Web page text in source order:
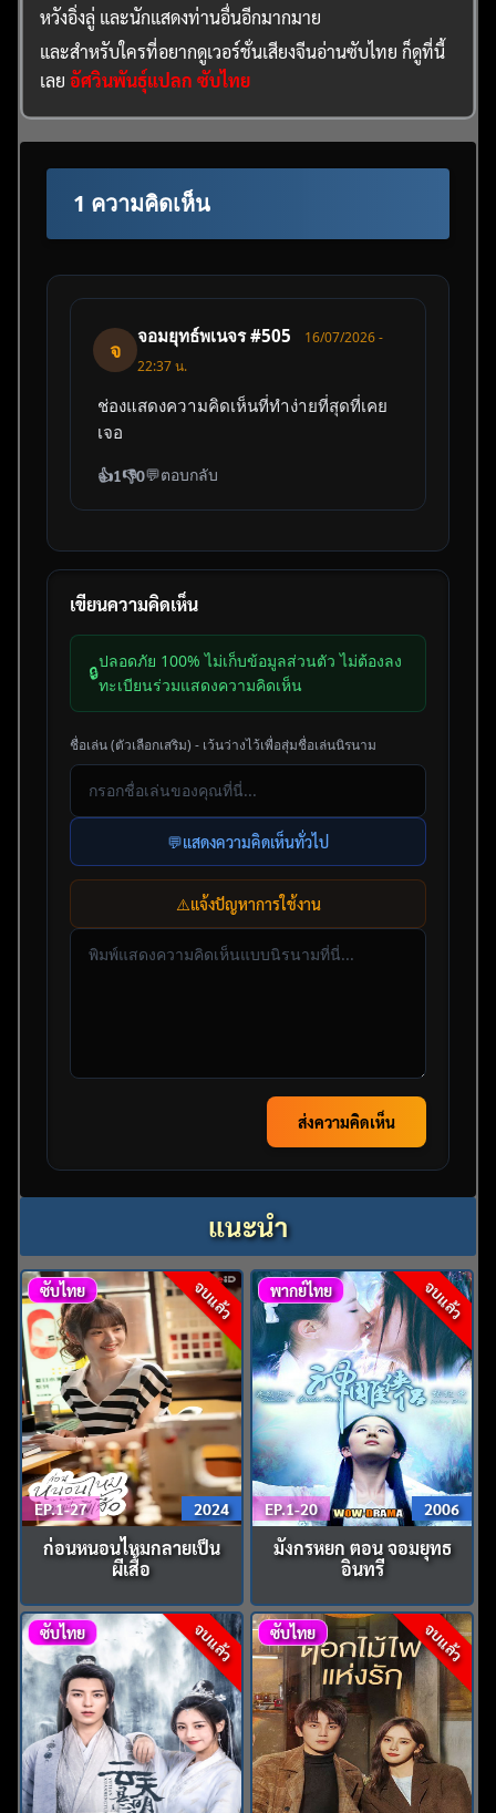
หวังอิ่งลู่ และนักแสดงท่านอื่นอีกมากมาย
และสำหรับใครที่อยากดูเวอร์ชั่นเสียงจีนอ่านซับไทย ก็ดูที่นี้
เลยอัศวินพันธุ์แปลก ซับไทย
1 ความคิดเห็น
จ
จอมยุทธ์พเนจร #505
16/07/2026 -
22:37 น.
ช่องแสดงความคิดเห็นที่ทำง่ายที่สุดที่เคย
เจอ
👍1👎0💬ตอบกลับ
เขียนความคิดเห็น
🔒
ปลอดภัย 100% ไม่เก็บข้อมูลส่วนตัว ไม่ต้องลง
ทะเบียนร่วมแสดงความคิดเห็น
ชื่อเล่น (ตัวเลือกเสริม) - เว้นว่างไว้เพื่อสุ่มชื่อเล่นนิรนาม
💬แสดงความคิดเห็นทั่วไป
⚠️แจ้งปัญหาการใช้งาน
ส่งความคิดเห็น
แนะนำ
จบแล้ว
ซับไทย
EP.1-27 2024
ก่อนหนอนไหมกลายเป็น
ผีเสื้อ
จบแล้ว
พากย์ไทย
EP.1-20 2006
มังกรหยก ตอน จอมยุทธ
อินทรี
จบแล้ว
ซับไทย จบแล้ว
ซับไทย